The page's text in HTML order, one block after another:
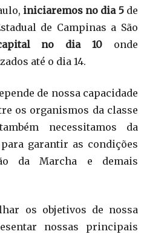
iniciaremos no dia 5 de
de Campinas a São
no dia 10 onde
até o dia 14.
de nossa capacidade
os organismos da classe
necessitamos da
garantir as condições
da Marcha e demais
os objetivos de nossa
nossas principais